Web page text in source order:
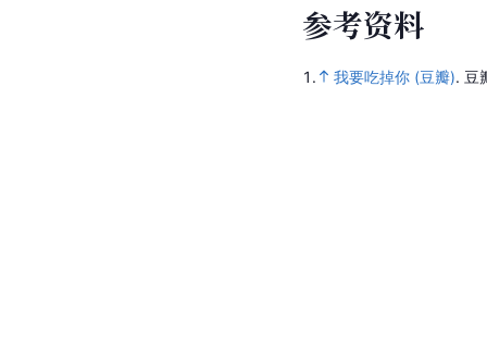
参考资料
1. 我要吃掉你 (豆瓣). 豆